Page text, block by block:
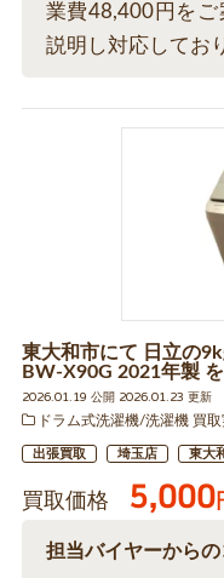
業費48,400円を
説明し対応してお
東大和市にて 日立の
BW-X90G 2021年製
2026.01.19 公開 2026.01.23 更新
ドラム式洗濯機/洗濯機 買取
出張買取 埼玉店 東大
買取価格 5,000
担当バイヤーからの